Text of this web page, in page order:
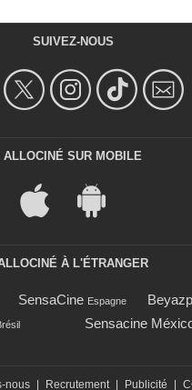
SUIVEZ-NOUS
ALLOCINÉ SUR MOBILE
À L'ÉTRANGER
SensaCine Espagne
Sensacine
nous | Recrutement | Publicité |